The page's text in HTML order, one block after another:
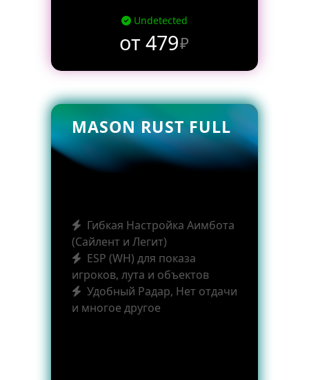
Undetected
от 479₽
MASON RUST FULL
Гибкая Настройка Аимбота
(Сайлент и Легит)
ESP (WH) для показа
игроков, лута и объектов
Удобный Радар, Нет отдачи
и многое другое